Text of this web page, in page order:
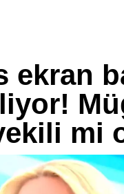
ekran
mi